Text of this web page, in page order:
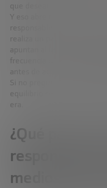
que desear.
Y eso abre nuevas
responsable si un agente
realiza un pago
apuntan al usuario.
frecuencia con la que el
antes de actuar. Si
Si no pregunta nada,
equilibrio será uno de los
era.
¿Qué pasa
responde
medios de